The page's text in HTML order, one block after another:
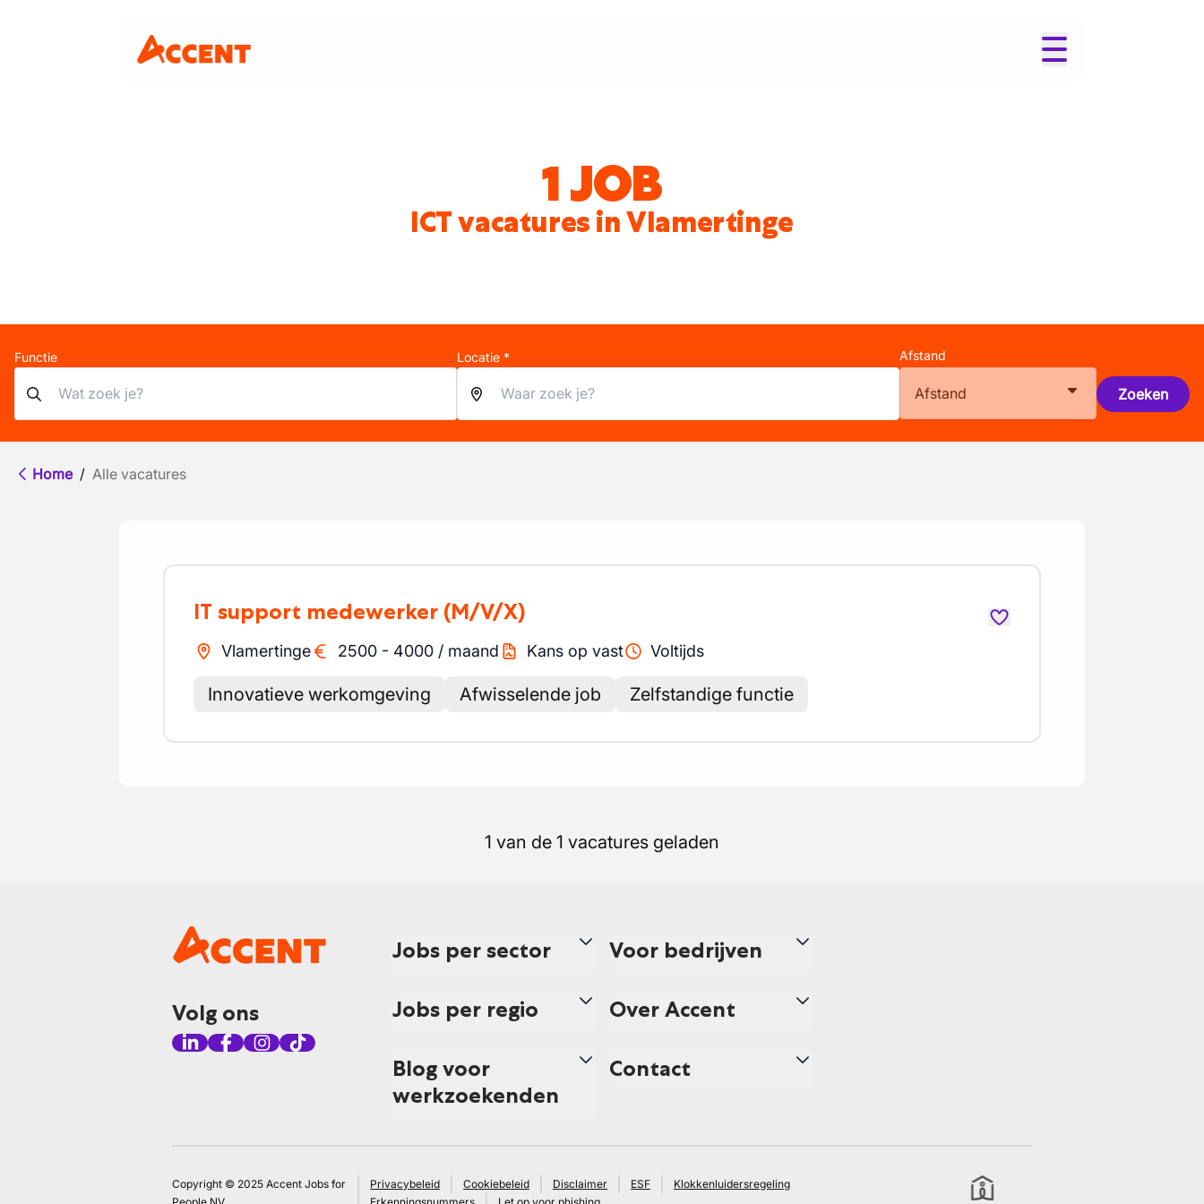
1 JOB
ICT vacatures in Vlamertinge
Functie Locatie * Afstand
Afstand Zoeken
Home / Alle vacatures
IT support medewerker (M/V/X)
Vlamertinge 2500 - 4000 / maand Kans op vast Voltijds
Innovatieve werkomgeving Afwisselende job Zelfstandige functie
1 van de 1 vacatures geladen
Volg ons
Jobs per sector
Jobs per regio
Blog voor
werkzoekenden
Voor bedrijven
Over Accent
Contact
Copyright © 2025 Accent Jobs for
Privacybeleid Cookiebeleid Disclaimer ESF
Klokkenluidersregeling